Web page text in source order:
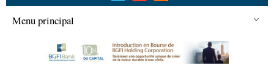
Menu principal